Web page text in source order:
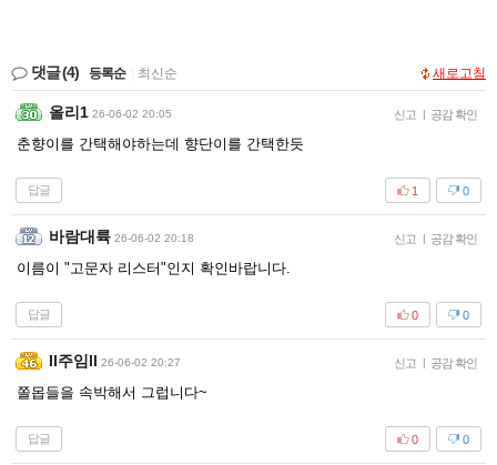
댓글(4) 등록순 최신순 새로고침
올리1 26-06-02 20:05 신고 | 공감 확인
춘향이를 간택해야하는데 향단이를 간택한듯
답글 0
1
바람대륙 26-06-02 20:18 신고 | 공감 확인
이름이 "고문자 리스터"인지 확인바랍니다.
답글 0
0
Il주임ll 26-06-02 20:27 신고 | 공감 확인
쫄몹들을 속박해서 그럽니다~
답글 0
0